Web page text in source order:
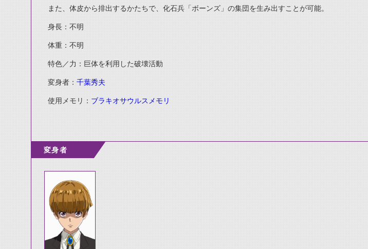
また、体皮から排出するかたちで、化石兵「ボーンズ」の集団を生み出すことが可能。
身長：不明
体重：不明
特色／力：巨体を利用した破壊活動
変身者： 千葉秀夫
使用メモリ： ブラキオサウルスメモリ
変身者